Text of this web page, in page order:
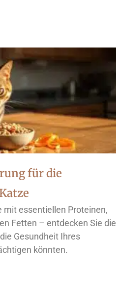
für die
mit essentiellen Proteinen,
Fetten – entdecken Sie die
Gesundheit Ihres
könnten.